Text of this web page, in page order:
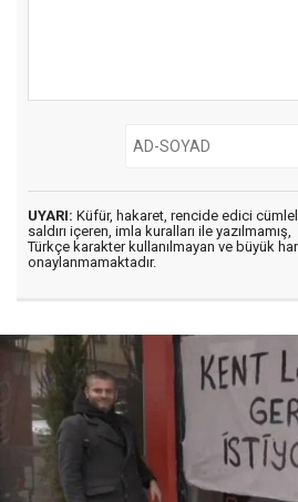
UYARI: Küfür, hakaret, rencide edici
saldırı içeren, imla kuralları ile yazılmamış,
Türkçe karakter kullanılmayan ve büyük
onaylanmamaktadır.